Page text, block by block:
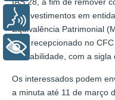
de investimentos em
Equivalência Patrimonial
será recepcionado no
Contabilidade, com a sigla
Os interessados podem
a minuta até 11 de março
Voz
+ Acessibilidade